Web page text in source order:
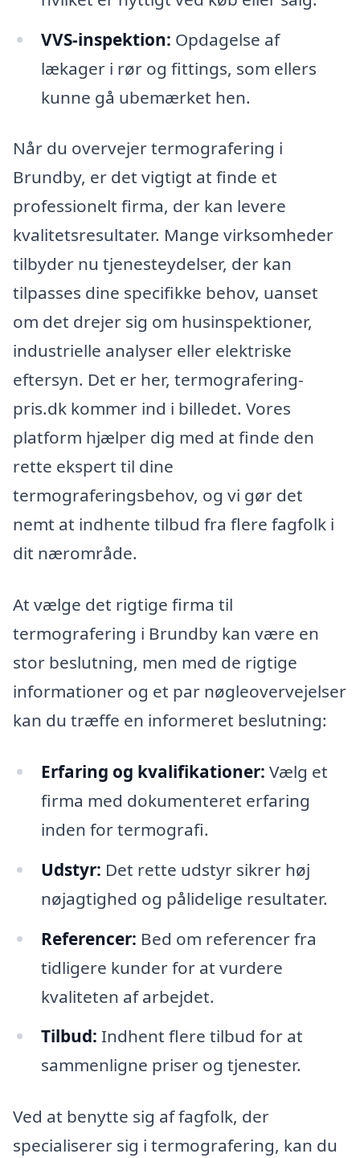
VVS-inspektion: Opdagelse af
lækager i rør og fittings, som ellers
kunne gå ubemærket hen.
Når du overvejer termografering i
Brundby, er det vigtigt at finde et
professionelt firma, der kan levere
kvalitetsresultater. Mange virksomheder
tilbyder nu tjenesteydelser, der kan
tilpasses dine specifikke behov, uanset
om det drejer sig om husinspektioner,
industrielle analyser eller elektriske
eftersyn. Det er her, termografering-
pris.dk kommer ind i billedet. Vores
platform hjælper dig med at finde den
rette ekspert til dine
termograferingsbehov, og vi gør det
nemt at indhente tilbud fra flere fagfolk i
dit nærområde.
At vælge det rigtige firma til
termografering i Brundby kan være en
stor beslutning, men med de rigtige
informationer og et par nøgleovervejelser
kan du træffe en informeret beslutning:
Erfaring og kvalifikationer: Vælg et
firma med dokumenteret erfaring
inden for termografi.
Udstyr: Det rette udstyr sikrer høj
nøjagtighed og pålidelige resultater.
Referencer: Bed om referencer fra
tidligere kunder for at vurdere
kvaliteten af arbejdet.
Tilbud: Indhent flere tilbud for at
sammenligne priser og tjenester.
Ved at benytte sig af fagfolk, der
specialiserer sig i termografering, kan du